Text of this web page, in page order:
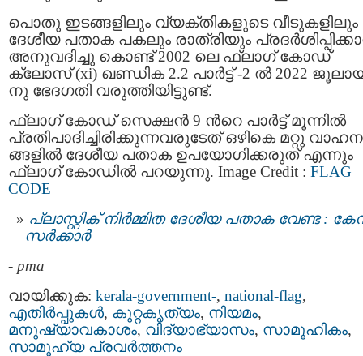
പൊതു ഇടങ്ങളിലും വ്യക്തികളുടെ വീടുകളിലും
ദേശീയ പതാക പകലും രാത്രിയും
അനുവദിച്ചു കൊണ്ട് 2002 ലെ ഫ്ലാഗ് കോഡ്
ക്ലോസ് (xi) ഖണ്ഡിക 2.2 പാർട്ട് -2 ൽ 2022
നു ഭേദഗതി വരുത്തിയിട്ടുണ്ട്.
ഫ്ലാഗ് കോഡ് സെക്ഷൻ 9 ന്‍റെ പാർട്ട് മൂന്നിൽ
പ്രതിപാദിച്ചിരിക്കുന്നവരുടേത് ഒഴികെ മറ്റു വാഹന
ങ്ങളിൽ ദേശീയ പതാക ഉപയോഗിക്കരുത് എന്നും
ഫ്ലാഗ് കോഡിൽ പറയുന്നു. Image Credit : FLAG
CODE
പ്ലാസ്റ്റിക് നിർമ്മിത ദേശീയ പതാക വേണ്ട :
സര്‍ക്കാര്‍
- pma
വായിക്കുക: kerala-government-, national-flag,
എതിര്‍പ്പുകള്‍, കുറ്റകൃത്യം, നിയമം,
മനുഷ്യാവകാശം, വിദ്യാഭ്യാസം, സാമൂഹികം,
സാമൂഹ്യ പ്രവര്‍ത്തനം